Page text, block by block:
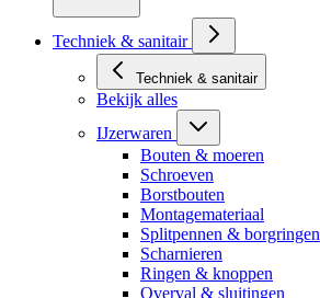
Techniek & sanitair
Techniek & sanitair
Bekijk alles
IJzerwaren
Bouten & moeren
Schroeven
Borstbouten
Montagemateriaal
Splitpennen & borgringen
Scharnieren
Ringen & knoppen
Overval & sluitingen